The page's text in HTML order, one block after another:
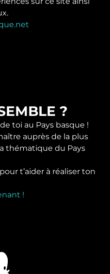
?
toi au Pays basque !
auprès de la plus
thématique du Pays
t’aider à réaliser ton
!